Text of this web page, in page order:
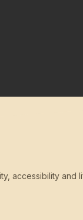
accessibility and